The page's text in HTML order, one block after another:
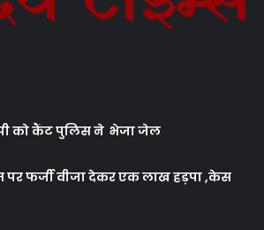
को कैंट पुलिस ने भेजा जेल
फर्जी वीजा देकर एक लाख हड़पा ,केस